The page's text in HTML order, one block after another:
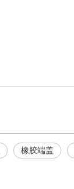
橡胶端盖